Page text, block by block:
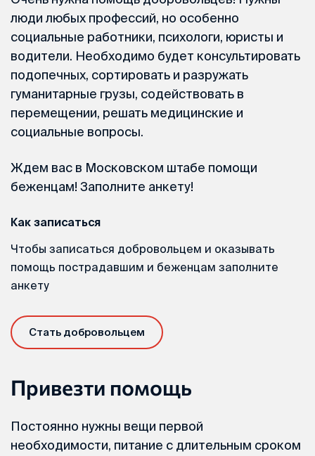
люди любых профессий, но особенно
социальные работники, психологи, юристы и
водители. Необходимо будет консультировать
подопечных, сортировать и разружать
гуманитарные грузы, содействовать в
перемещении, решать медицинские и
социальные вопросы.
Ждем вас в Московском штабе помощи
беженцам! Заполните анкету!
Как записаться
Чтобы записаться добровольцем и оказывать
помощь пострадавшим и беженцам заполните
анкету
Стать добровольцем
Привезти помощь
Постоянно нужны вещи первой
необходимости, питание с длительным сроком